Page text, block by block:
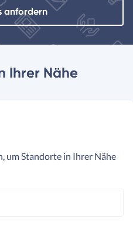
anfordern
Ihrer Nähe
um Standorte in Ihrer Nähe